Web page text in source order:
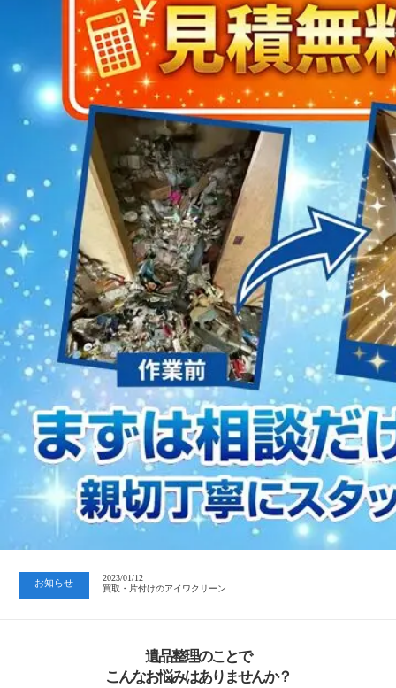
お知らせ
2023/01/12
買取・片付けのアイワクリーン
2023/07/24
中日新聞 岐阜版「空き家対策SOS」コーナーに掲載いただきまし…
2023/01/12
買取・片付けのアイワクリーン
遺品整理のことで
こんなお悩みはありませんか？